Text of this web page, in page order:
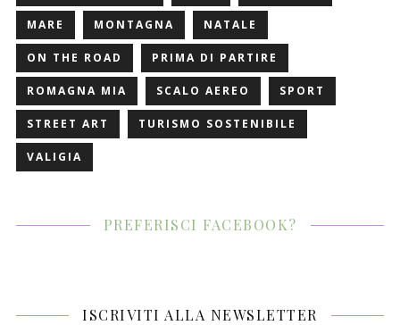
MARE MONTAGNA NATALE
ON THE ROAD PRIMA DI PARTIRE
ROMAGNA MIA SCALO AEREO SPORT
STREET ART TURISMO SOSTENIBILE
VALIGIA
PREFERISCI FACEBOOK?
ISCRIVITI ALLA NEWSLETTER